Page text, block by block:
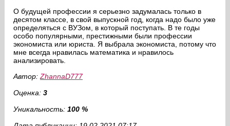
О будущей профессии я серьезно задумалась только в
десятом классе, в свой выпускной год, когда надо было уже
определяться с ВУЗом, в который поступать. В те годы
особо популярными, престижными были профессии
экономиста или юриста. Я выбрала экономиста, потому что
мне всегда нравилась математика и нравилось
анализировать.
Автор: ZhannaD777
Оценка: 3
Уникальность: 100 %